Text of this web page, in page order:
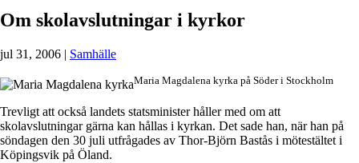
Om skolavslutningar i kyrkor
jul 31, 2006 | Samhälle
Maria Magdalena kyrka på Söder i Stockholm
Trevligt att också landets statsminister håller med om att
skolavslutningar gärna kan hållas i kyrkan. Det sade han, när han på
söndagen den 30 juli utfrågades av Thor-Björn Bastås i mötestältet i
Köpingsvik på Öland.